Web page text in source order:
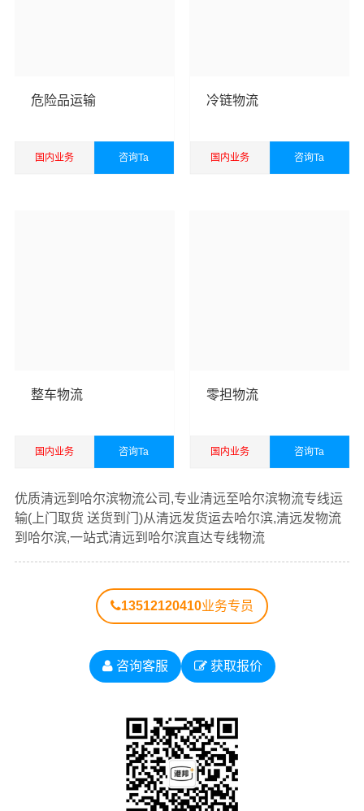
清远到哈尔滨物流公司,清远物流到哈尔滨,清远至哈尔滨物
清远到哈尔滨货运专线是万平的优质品牌服务，我们一直
多年的在为各行各业提供我们的物流服务，也得到了很多
清远到
司
清远到
司
齐哈尔物
流公司
清远到鸡
西物流公
司
清远到
鹤岗物
流公司
清远到
清远到
大庆物
清远到伊
春物流公
清远到佳
木斯物流
黑河物
流公司
化物流公
司
兴安岭物
流公司
危险品运输
国内业务 咨询Ta
冷链物流
国内业务 咨询Ta
整车物流
国内业务 咨询Ta
零担物流
国内业务 咨询Ta
优质清远到哈尔滨物流公司,专业清远至哈尔滨物流专线运
输(上门取货 送货到门)从清远发货运去哈尔滨,清远发物流
到哈尔滨,一站式清远到哈尔滨直达专线物流
13512120410业务专员
咨询客服 获取报价